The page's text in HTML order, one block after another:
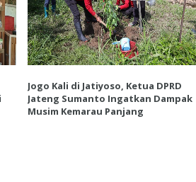
Jogo Kali di Jatiyoso, Ketua DPRD
Jateng Sumanto Ingatkan Dampak
Musim Kemarau Panjang